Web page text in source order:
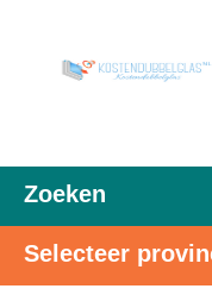
Zoeken
Selecteer